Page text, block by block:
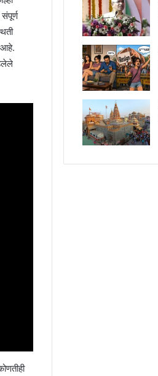
आहे.